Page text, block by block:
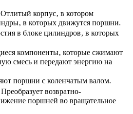
Отлитый корпус‚ в котором
в которых движутся поршни.
в блоке цилиндров‚ в которых
компоненты‚ которые сжимают
смесь и передают энергию на
поршни с коленчатым валом.
Преобразует возвратно-
поршней во вращательное